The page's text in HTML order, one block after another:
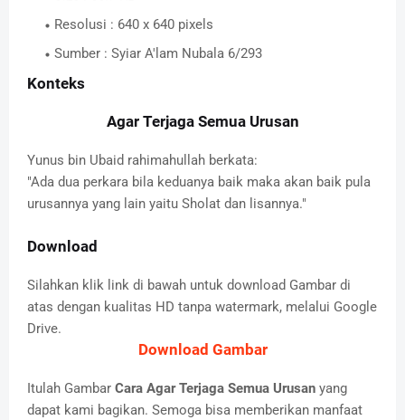
Resolusi : 640 x 640 pixels
Sumber : Syiar A'lam Nubala 6/293
Konteks
Agar Terjaga Semua Urusan
Yunus bin Ubaid rahimahullah berkata:
"Ada dua perkara bila keduanya baik maka akan baik pula
urusannya yang lain yaitu Sholat dan lisannya."
Download
Silahkan klik link di bawah untuk download Gambar di
atas dengan kualitas HD tanpa watermark, melalui Google
Drive.
Download Gambar
Itulah Gambar Cara Agar Terjaga Semua Urusan yang
dapat kami bagikan. Semoga bisa memberikan manfaat